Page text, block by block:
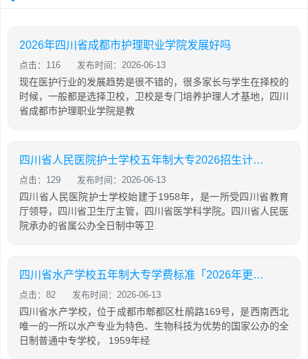
2026年四川省成都市护理职业学院发展好吗
点击：116 发布时间：2026-06-13
现在医护行业的发展趋势是很不错的，很多家长与学生在择校的
时候，一般都是选择卫校，卫校是专门培养护理人才基地，四川
省成都市护理职业学院是教
四川省人民医院护士学校五年制大专2026招生计划「2026年更新」
点击：129 发布时间：2026-06-13
四川省人民医院护士学校始建于1958年，是一所受四川省教育
厅领导，四川省卫生厅主管，四川省医学科学院。四川省人民医
院承办的省属公办全日制中等卫
四川省水产学校五年制大专学费标准「2026年更新」
点击：82 发布时间：2026-06-13
四川省水产学校，位于成都市郫都区杜鹃路169号，是西南西北
唯一的一所以水产专业为特色、生物科技为优势的国家公办的全
日制普通中专学校， 1959年经